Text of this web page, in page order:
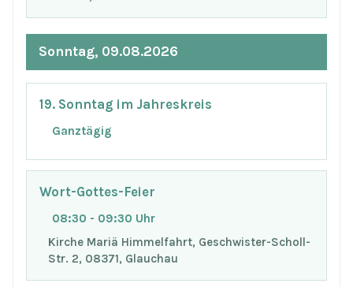
Sonntag, 09.08.2026
19. Sonntag im Jahreskreis
Ganztägig
Wort-Gottes-Feier
08:30 - 09:30 Uhr
Kirche Mariä Himmelfahrt, Geschwister-Scholl-
Str. 2, 08371, Glauchau